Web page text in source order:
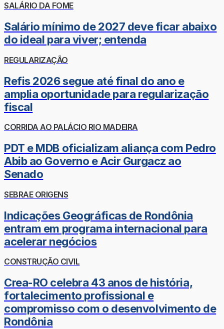
SALÁRIO DA FOME
Salário mínimo de 2027 deve ficar abaixo
do ideal para viver; entenda
REGULARIZAÇÃO
Refis 2026 segue até final do ano e
amplia oportunidade para regularização
fiscal
CORRIDA AO PALÁCIO RIO MADEIRA
PDT e MDB oficializam aliança com Pedro
Abib ao Governo e Acir Gurgacz ao
Senado
SEBRAE ORIGENS
Indicações Geográficas de Rondônia
entram em programa internacional para
acelerar negócios
CONSTRUÇÃO CIVIL
Crea-RO celebra 43 anos de história,
fortalecimento profissional e
compromisso com o desenvolvimento de
Rondônia